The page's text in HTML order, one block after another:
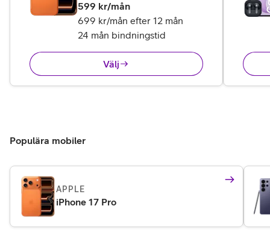
599 kr/mån
699 kr/mån efter 12 mån
24 mån bindningstid
Välj
Populära mobiler
APPLE
iPhone 17 Pro